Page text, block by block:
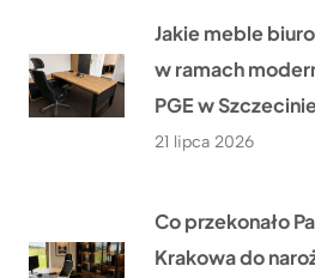
Jakie meble
w ramach
PGE w
21 lipca 2026
Co przekonało
Krakowa do